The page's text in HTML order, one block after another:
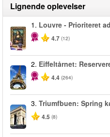
Lignende oplevelser
1. Louvre - Prioriteret
4.7 (12)
2. Eiffeltårnet:
4.4 (264)
3. Triumfbuen: Spring
4.5 (8)